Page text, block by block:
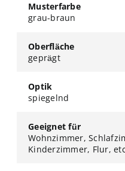
Musterfarbe
grau-braun
Oberfläche
geprägt
Optik
spiegelnd
Geeignet für
Wohnzimmer,
Kinderzimmer, Flur,